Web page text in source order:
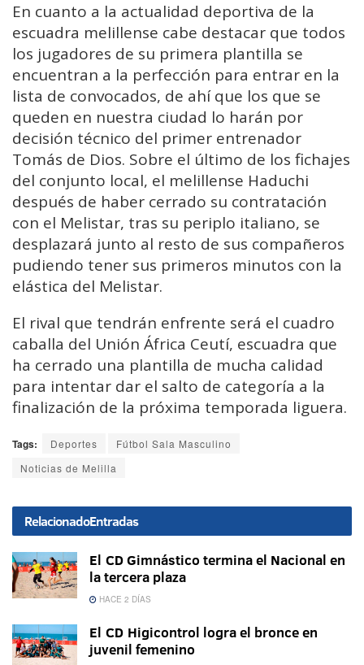
En cuanto a la actualidad deportiva de la
escuadra melillense cabe destacar que todos
los jugadores de su primera plantilla se
encuentran a la perfección para entrar en la
lista de convocados, de ahí que los que se
queden en nuestra ciudad lo harán por
decisión técnico del primer entrenador
Tomás de Dios. Sobre el último de los fichajes
del conjunto local, el melillense Haduchi
después de haber cerrado su contratación
con el Melistar, tras su periplo italiano, se
desplazará junto al resto de sus compañeros
pudiendo tener sus primeros minutos con la
elástica del Melistar.
El rival que tendrán enfrente será el cuadro
caballa del Unión África Ceutí, escuadra que
ha cerrado una plantilla de mucha calidad
para intentar dar el salto de categoría a la
finalización de la próxima temporada liguera.
Tags: Deportes
Fútbol Sala Masculino
Noticias de Melilla
RelacionadoEntradas
El CD Gimnástico termina el Nacional en
la tercera plaza
HACE 2 DÍAS
El CD Higicontrol logra el bronce en
juvenil femenino